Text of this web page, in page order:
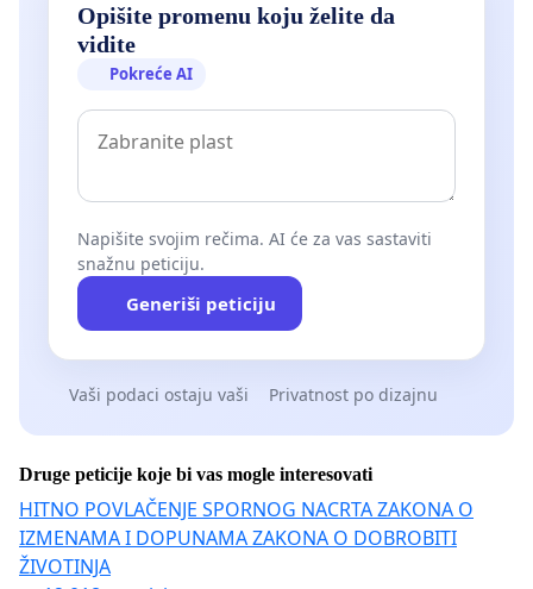
Opišite promenu koju želite da
vidite
Pokreće AI
Napišite svojim rečima. AI će za vas sastaviti
snažnu peticiju.
Generiši peticiju
Vaši podaci ostaju vaši Privatnost po dizajnu
Druge peticije koje bi vas mogle interesovati
HITNO POVLAČENJE SPORNOG NACRTA ZAKONA O
IZMENAMA I DOPUNAMA ZAKONA O DOBROBITI
ŽIVOTINJA